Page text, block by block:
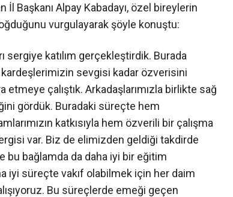
İl Başkanı Alpay Kabadayı, özel bireylerin
vurgulayarak şöyle konuştu:
sergiye katılım gerçekleştirdik. Burada
sevgisi kadar özverisini
çalıştık. Arkadaşlarımızla birlikte sağ
gördük. Buradaki süreçte hem
katkısıyla hem özverili bir çalışma
var. Biz de elimizden geldiği takdirde
bağlamda da daha iyi bir eğitim
iyi süreçte vakıf olabilmek için her daim
Bu süreçlerde emeği geçen